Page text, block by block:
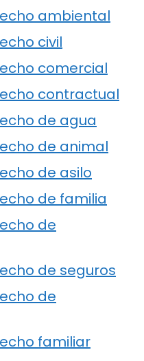
ambiental
civil
comercial
contractual
de agua
de animal
de asilo
de familia
de
de seguros
de
familiar